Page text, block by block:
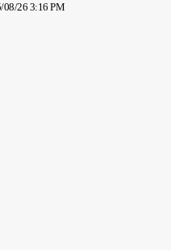
08/26 3:16 PM